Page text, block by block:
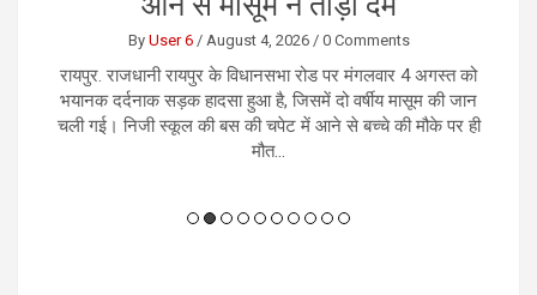
By User 6/ August 4, 2026/ 0 Comments
रायपुर। राजधानी रायपुर में करोड़ों रुपये के कथित नकली नोटों के
सौदे के नाम पर एक कारोबारी से 1.13 करोड़ रुपये की ठगी का
सनसनीखेज मामला सामने आया है। आरोप है कि जाली नोट उपलब्ध
कराने का झांसा देकर आरोपियों...